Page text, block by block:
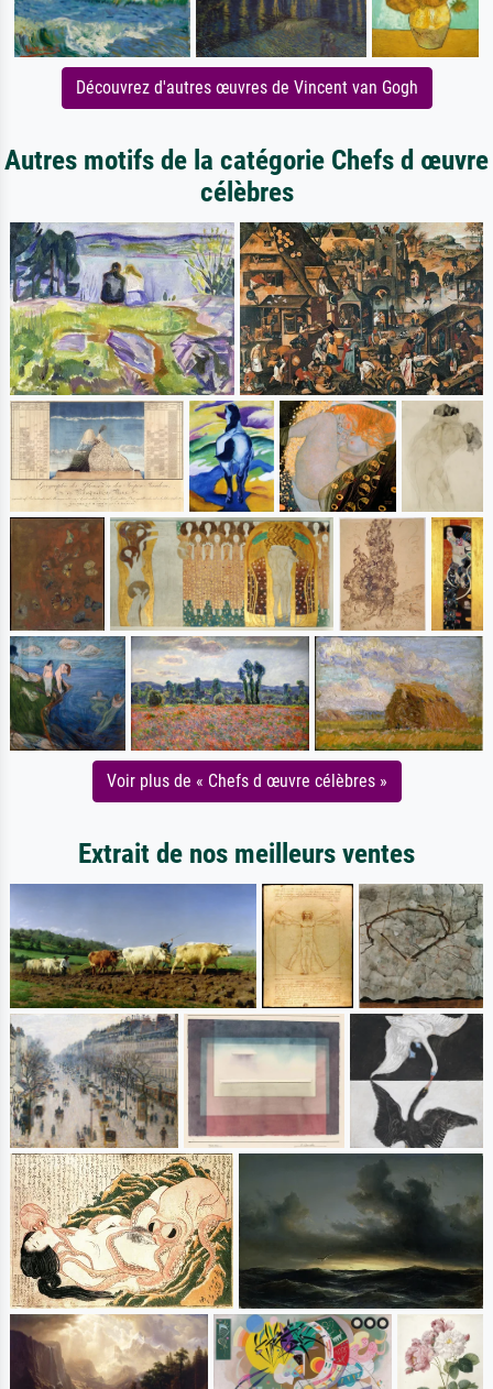
Découvrez d'autres œuvres de Vincent van Gogh
Autres motifs de la catégorie Chefs d œuvre
célèbres
Voir plus de « Chefs d œuvre célèbres »
Extrait de nos meilleurs ventes